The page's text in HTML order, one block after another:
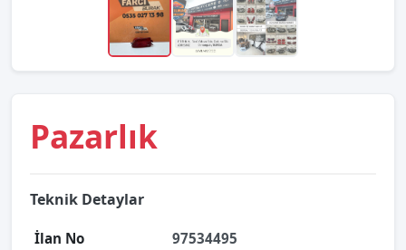
Pazarlık
Teknik Detaylar
İlan No 97534495